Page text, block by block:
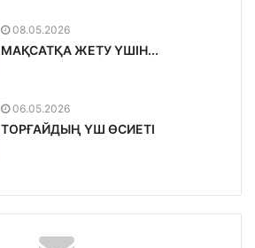
08.05.2026
МАҚСАТҚА ЖЕТУ ҮШІН...
06.05.2026
ТОРҒАЙДЫҢ ҮШ ӨСИЕТІ